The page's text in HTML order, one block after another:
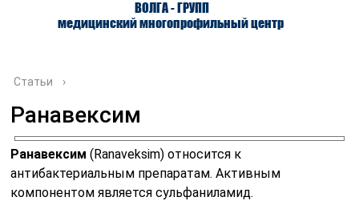
ВОЛГА - ГРУПП
медицинский многопрофильный центр
О ЦЕНТРЕ ВРАЧИ УСЛУГИ
Статьи ›
Ранавексим
Ранавексим (Ranaveksim) относится к
антибактериальным препаратам. Активным
компонентом является сульфаниламид.